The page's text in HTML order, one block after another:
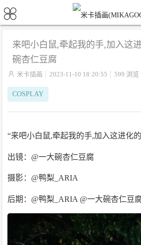
来吧小白鼠,牵起我的手,加入这
碗杏仁豆腐
 米卡插画 2023-11-10 18:20:55 599 浏览
COSPLAY
“来吧小白鼠,牵起我的手,加入这进化
出镜：@一大碗杏仁豆腐
摄影：@鸭梨_ARIA
后期：@鸭梨_ARIA @一大碗杏仁豆